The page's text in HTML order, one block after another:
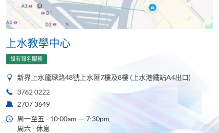
上水教學中心
設有報名服務
新界上水龍琛路48號上水匯7樓及8樓 (上水港鐵站A4出口)
3762 0222
2707 3649
周一至五 - 10:00am － 7:30pm,
周六 - 休息